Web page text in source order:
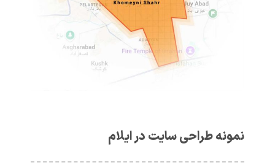
نمونه طراحی سایت در ایلام